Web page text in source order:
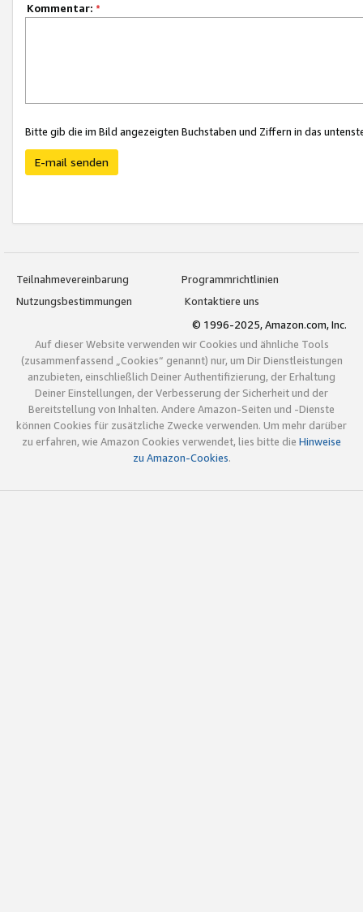
Kommentar: *
Bitte gib die im Bild angezeigten Buchstaben und Ziffern in das
E-mail senden
Teilnahmevereinbarung
Programmrichtlinien
Nutzungsbestimmungen
Kontaktiere uns
© 1996-2025, Amazon.com, Inc.
Auf dieser Website verwenden wir Cookies und ähnliche Tools
(zusammenfassend „Cookies“ genannt) nur, um Dir Dienstleistungen
anzubieten, einschließlich Deiner Authentifizierung, der Erhaltung
Deiner Einstellungen, der Verbesserung der Sicherheit und der
Bereitstellung von Inhalten. Andere Amazon-Seiten und -Dienste
können Cookies für zusätzliche Zwecke verwenden. Um mehr darüber
zu erfahren, wie Amazon Cookies verwendet, lies bitte die Hinweise
zu Amazon-Cookies.